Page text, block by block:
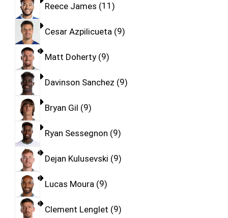
Reece James 11
Cesar Azpilicueta 9
Matt Doherty 9
Davinson Sanchez 9
Bryan Gil 9
Ryan Sessegnon 9
Dejan Kulusevski 9
Lucas Moura 9
Clement Lenglet 9